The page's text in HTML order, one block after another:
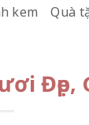
kem Quà